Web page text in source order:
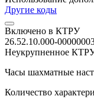
Другие коды
Включено в КТРУ
26.52.10.000-
Неукрупненное
Часы шахматные
Количество